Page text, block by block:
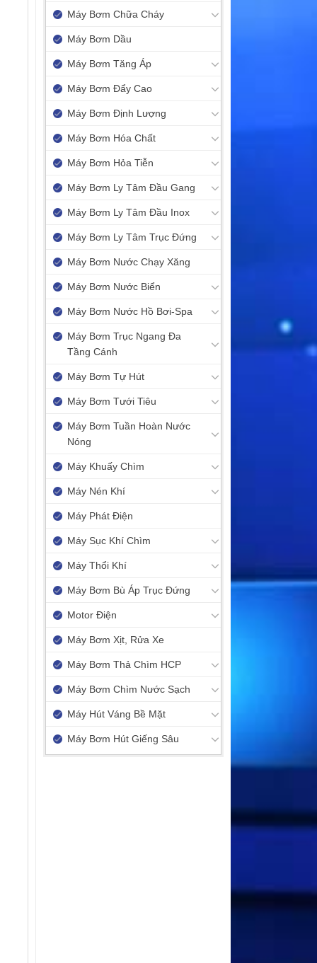
Máy Bơm Chữa Cháy
Máy Bơm Dầu
Máy Bơm Tăng Áp
Máy Bơm Đẩy Cao
Máy Bơm Định Lượng
Máy Bơm Hóa Chất
Máy Bơm Hỏa Tiễn
Máy Bơm Ly Tâm Đầu Gang
Máy Bơm Ly Tâm Đầu Inox
Máy Bơm Ly Tâm Trục Đứng
Máy Bơm Nước Chạy Xăng
Máy Bơm Nước Biển
Máy Bơm Nước Hồ Bơi-Spa
Máy Bơm Trục Ngang Đa
Tầng Cánh
Máy Bơm Tự Hút
Máy Bơm Tưới Tiêu
Máy Bơm Tuần Hoàn Nước
Nóng
Máy Khuấy Chìm
Máy Nén Khí
Máy Phát Điện
Máy Sục Khí Chìm
Máy Thổi Khí
Máy Bơm Bù Áp Trục Đứng
Motor Điện
Máy Bơm Xịt, Rửa Xe
Máy Bơm Thả Chìm HCP
Máy Bơm Chìm Nước Sạch
Máy Hút Váng Bề Mặt
Máy Bơm Hút Giếng Sâu